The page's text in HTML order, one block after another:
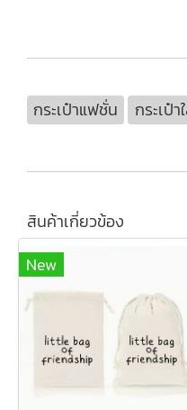
กระเป๋าแฟชั่น กระเป๋
สินค้าเกี่ยวข้อง
New